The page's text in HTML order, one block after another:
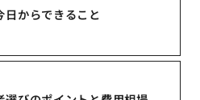
からできること